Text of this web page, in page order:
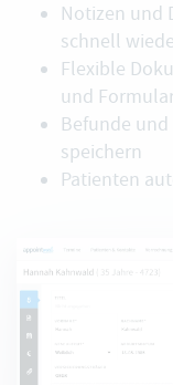
Notizen und
schnell
Flexible
und
Befunde
speichern
Patienten